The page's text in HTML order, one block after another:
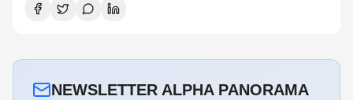
NEWSLETTER ALPHA PANORAMA